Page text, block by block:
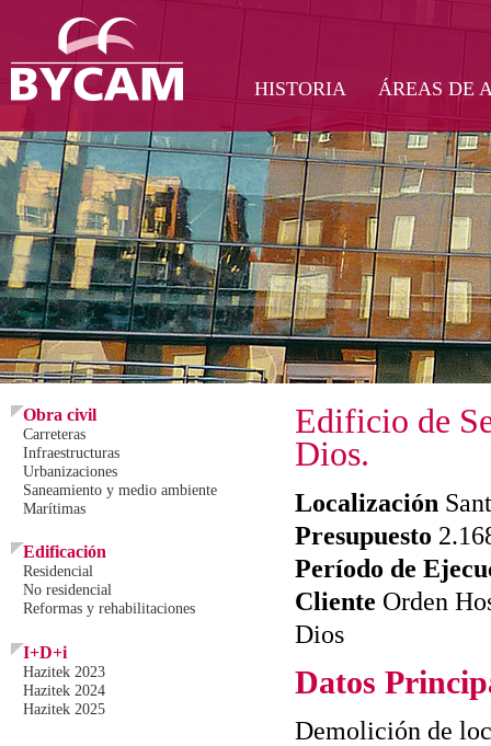
HISTORIA ÁREAS DE
Obra civil
Carreteras
Infraestructuras
Urbanizaciones
Saneamiento y medio ambiente
Marítimas
Edificación
Residencial
No residencial
Reformas y rehabilitaciones
I+D+i
Hazitek 2023
Hazitek 2024
Hazitek 2025
Edificio de
Dios.
Localización
Presupuesto
Período de
Cliente Orden
Dios
Datos
Demolición de